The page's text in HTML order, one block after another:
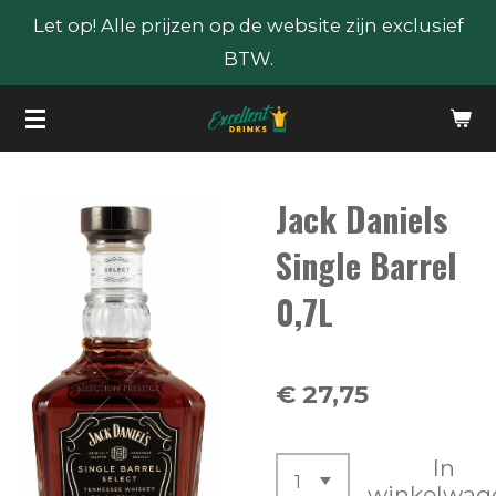
naar
de
hoofdinhoud
Let op! Alle prijzen op de website zijn exclusief
BTW.
Jack Daniels
Single Barrel
0,7L
€ 27,75
In